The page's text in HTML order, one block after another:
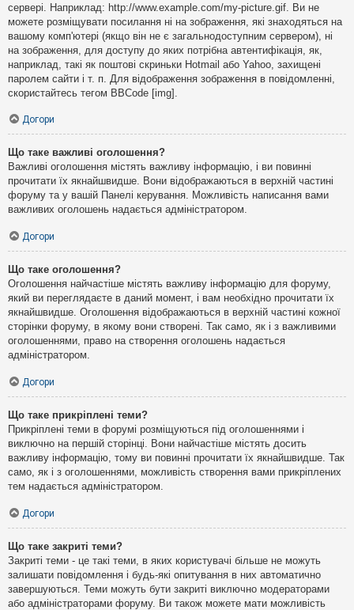
сервері. Наприклад: http://www.example.com/my-picture.gif. Ви не
можете розміщувати посилання ні на зображення, які знаходяться на
вашому комп'ютері (якщо він не є загальнодоступним сервером), ні
на зображення, для доступу до яких потрібна автентифікація, як,
наприклад, такі як поштові скриньки Hotmail або Yahoo, захищені
паролем сайти і т. п. Для відображення зображення в повідомленні,
скористайтесь тегом BBCode [img].
Догори
Що таке важливі оголошення?
Важливі оголошення містять важливу інформацію, і ви повинні
прочитати їх якнайшвидше. Вони відображаються в верхній частині
форуму та у вашій Панелі керування. Можливість написання вами
важливих оголошень надається адміністратором.
Догори
Що таке оголошення?
Оголошення найчастіше містять важливу інформацію для форуму,
який ви переглядаєте в даний момент, і вам необхідно прочитати їх
якнайшвидше. Оголошення відображаються в верхній частині кожної
сторінки форуму, в якому вони створені. Так само, як і з важливими
оголошеннями, право на створення оголошень надається
адміністратором.
Догори
Що таке прикріплені теми?
Прикріплені теми в форумі розміщуються під оголошеннями і
виключно на першій сторінці. Вони найчастіше містять досить
важливу інформацію, тому ви повинні прочитати їх якнайшвидше. Так
само, як і з оголошеннями, можливість створення вами прикріплених
тем надається адміністратором.
Догори
Що таке закриті теми?
Закриті теми - це такі теми, в яких користувачі більше не можуть
залишати повідомлення і будь-які опитування в них автоматично
завершуються. Теми можуть бути закриті виключно модераторами
або адміністраторами форуму. Ви також можете мати можливість